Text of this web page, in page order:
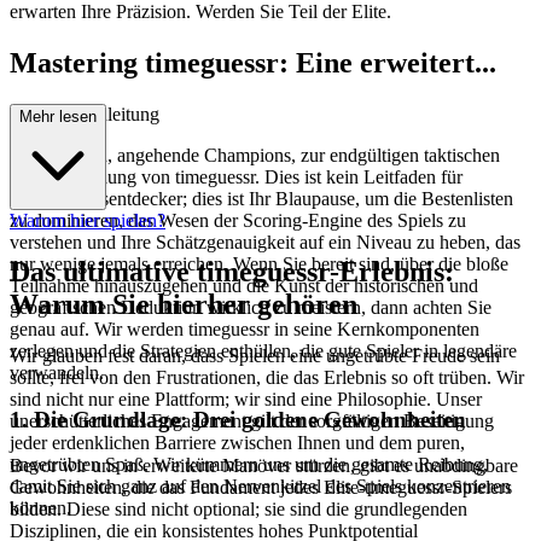
erwarten Ihre Präzision. Werden Sie Teil der Elite.
Mastering timeguessr: Eine erweitert...
e Strategieanleitung
Willkommen, angehende Champions, zur endgültigen taktischen
Aufschlüsselung von timeguessr. Dies ist kein Leitfaden für
Gelegenheitsentdecker; dies ist Ihr Blaupause, um die Bestenlisten
zu dominieren, das Wesen der Scoring-Engine des Spiels zu
verstehen und Ihre Schätzgenauigkeit auf ein Niveau zu heben, das
nur wenige jemals erreichen. Wenn Sie bereit sind, über die bloße
Teilnahme hinauszugehen und die Kunst der historischen und
geografischen Deduktion wirklich zu meistern, dann achten Sie
genau auf. Wir werden timeguessr in seine Kernkomponenten
zerlegen und die Strategien enthüllen, die gute Spieler in legendäre
verwandeln.
1. Die Grundlage: Drei goldene Gewohnheiten
Bevor wir uns in erweiterte Manöver stürzen, gibt es unabdingbare
Gewohnheiten, die das Fundament jedes Elite-timeguessr-Spielers
bilden. Diese sind nicht optional; sie sind die grundlegenden
Disziplinen, die ein konsistentes hohes Punktpotential
Mehr lesen
Warum hier spielen?
Das ultimative timeguessr-Erlebnis:
Warum Sie hierher gehören
Wir glauben fest daran, dass Spielen eine ungetrübte Freude sein
sollte, frei von den Frustrationen, die das Erlebnis so oft trüben. Wir
sind nicht nur eine Plattform; wir sind eine Philosophie. Unser
unerschütterliches Engagement gilt der sorgfältigen Beseitigung
jeder erdenklichen Barriere zwischen Ihnen und dem puren,
ungetrübten Spaß. Wir kümmern uns um die gesamte Reibung,
damit Sie sich ganz auf den Nervenkitzel des Spiels konzentrieren
können.